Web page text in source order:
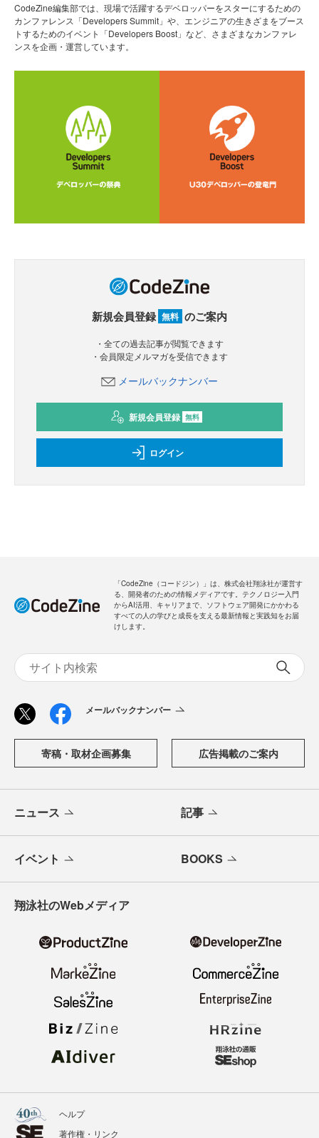
CodeZine編集部では、現場で活躍するデベロッパーをスターにするための
カンファレンス「Developers Summit」や、エンジニアの生きざまをブース
トするためのイベント「Developers Boost」など、さまざまなカンファレ
ンスを企画・運営しています。
新規会員登録 無料 のご案内
・全ての過去記事が閲覧できます
・会員限定メルマガを受信できます
メールバックナンバー
新規会員登録 無料
ログイン
「CodeZine（コードジン）」は、株式会社翔泳社が運営す
る、開発者のための情報メディアです。テクノロジー入門
からAI活用、キャリアまで、ソフトウェア開発にかかわる
すべての人の学びと成長を支える最新情報と実践知をお届
けします。
メールバックナンバー
寄稿・取材企画募集 広告掲載のご案内
ニュース 記事
イベント BOOKS
翔泳社のWebメディア
ヘルプ
著作権・リンク